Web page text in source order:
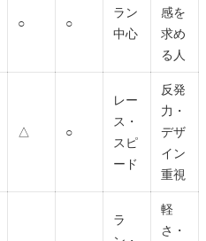
○ ○
ラン
中心
感を
求め
る人
△ ○
レー
ス・
スピ
ード
反発
力・
デザ
イン
重視
ラ
軽
さ・